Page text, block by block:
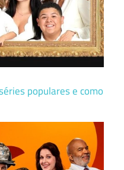
populares e como